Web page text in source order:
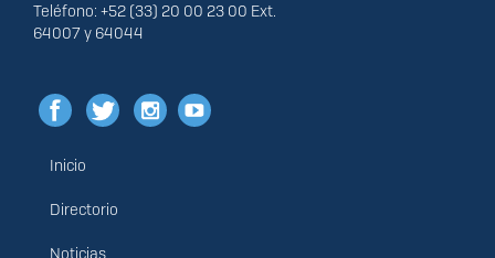
Teléfono: +52 (33) 20 00 23 00 Ext.
64007 y 64044
Menú
principal
Inicio
Directorio